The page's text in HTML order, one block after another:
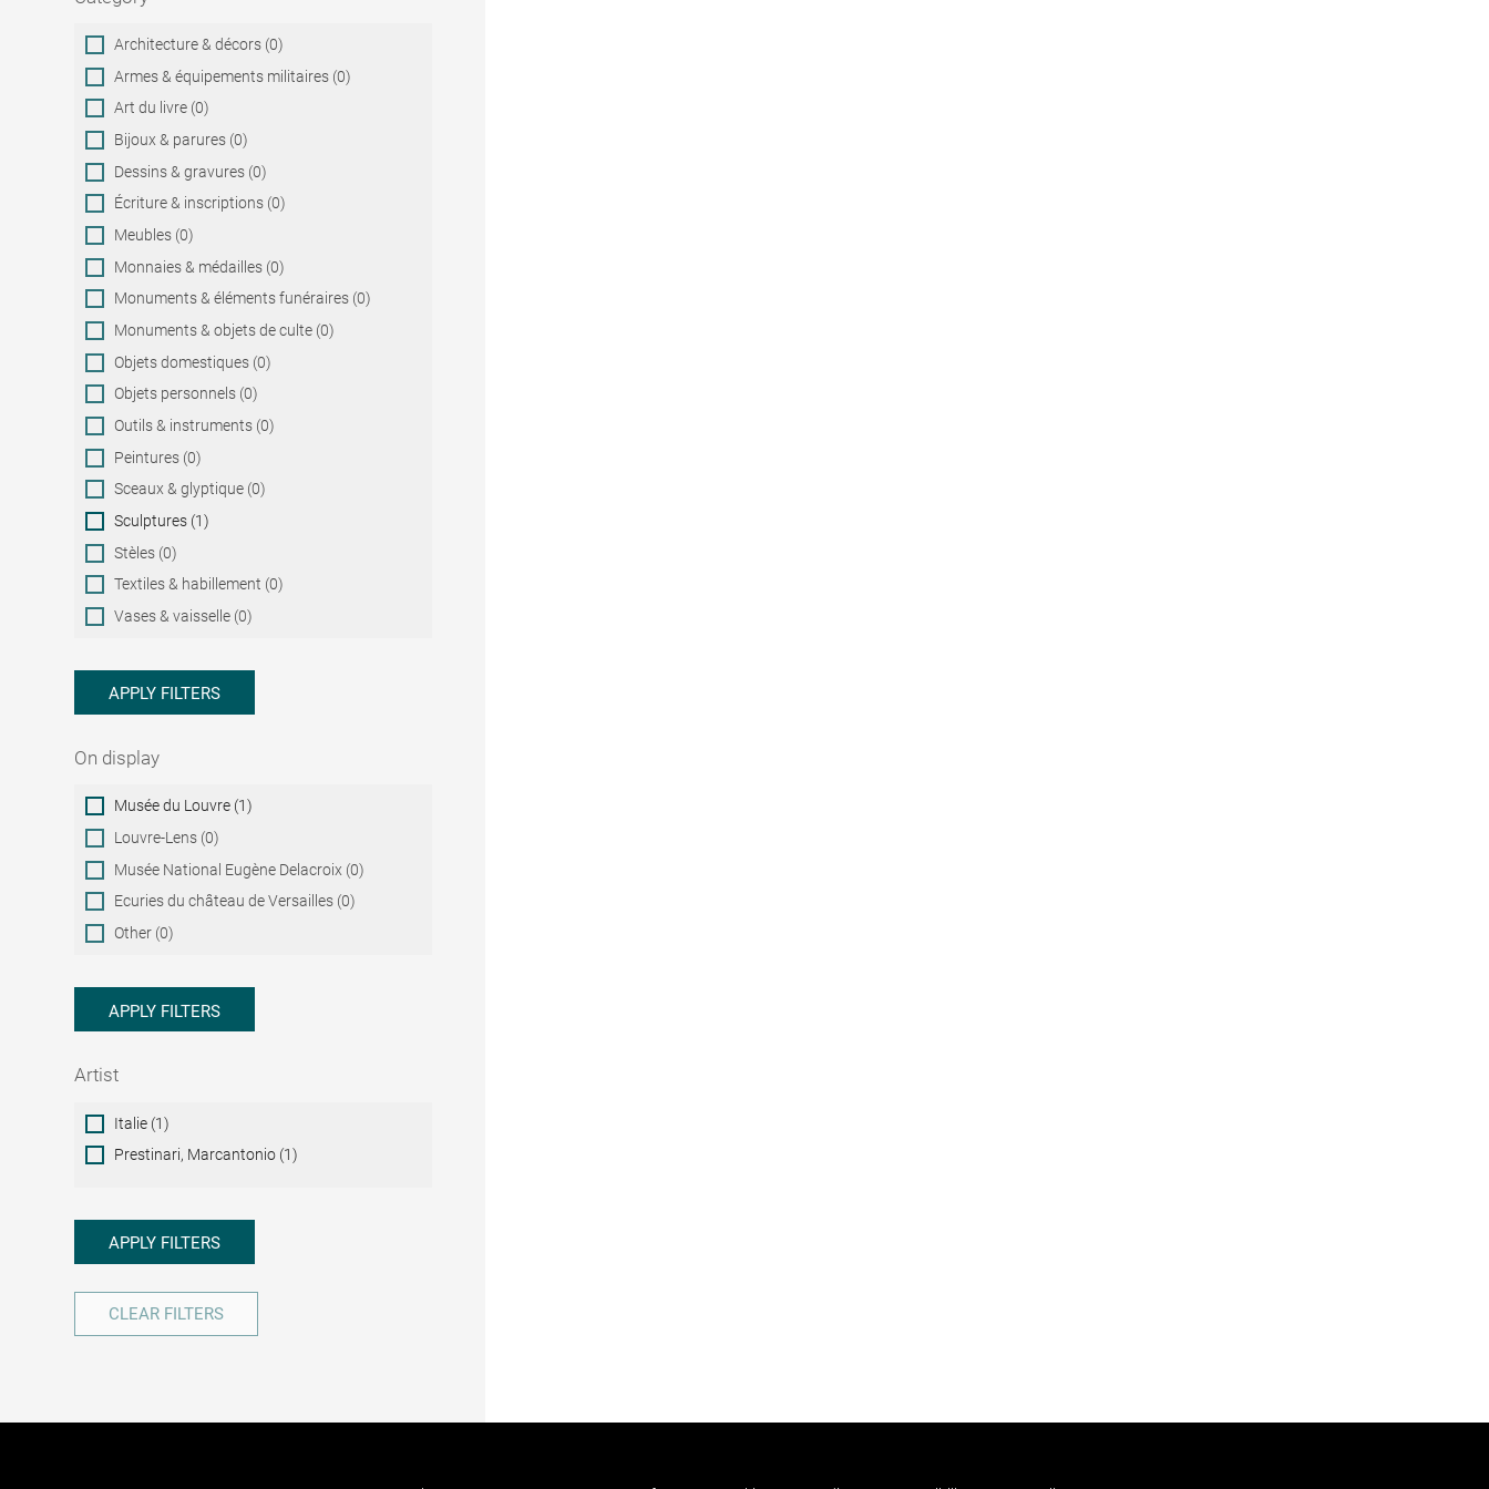
Category
Architecture & décors (0)
Armes & équipements militaires (0)
Art du livre (0)
Bijoux & parures (0)
Dessins & gravures (0)
Écriture & inscriptions (0)
Meubles (0)
Monnaies & médailles (0)
Monuments & éléments funéraires (0)
Monuments & objets de culte (0)
Objets domestiques (0)
Objets personnels (0)
Outils & instruments (0)
Peintures (0)
Sceaux & glyptique (0)
Sculptures (1)
Stèles (0)
Textiles & habillement (0)
Vases & vaisselle (0)
APPLY FILTERS
On display
On
display
Musée du Louvre (1)
Louvre-Lens (0)
Musée National Eugène Delacroix (0)
Ecuries du château de Versailles (0)
Other (0)
APPLY FILTERS
Artist
ArtistItalie (1)
Prestinari, Marcantonio (1)
APPLY FILTERS
CLEAR FILTERS